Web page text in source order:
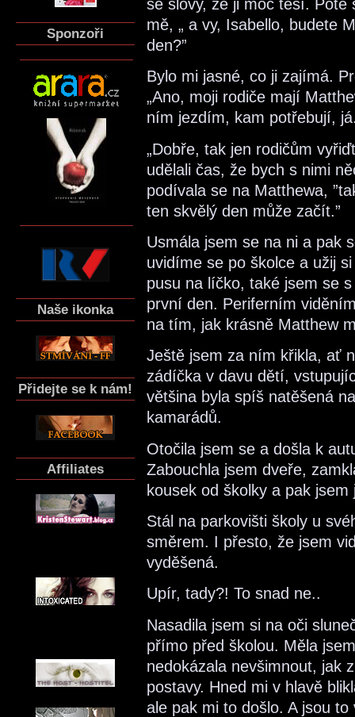
Sponzoři
Naše ikonka
Přidejte se k nám!
Affiliates
se slovy, že ji moc těší. Poté
mě, „ a vy, Isabello, budete
den?”
Bylo mi jasné, co ji zajímá.
„Ano, moji rodiče mají
ním jezdím, kam potřebují,
„Dobře, tak jen rodičům
udělali čas, že bych s nimi
podívala se na Matthewa,
ten skvělý den může začít.”
Usmála jsem se na ni a pak
uvidíme se po školce a užij
pusu na líčko, také jsem se
první den. Periferním
na tím, jak krásně Matthew
Ještě jsem za ním křikla, ať
zádíčka v davu dětí,
většina byla spíš natěšená
kamarádů.
Otočila jsem se a došla k
Zabouchla jsem dveře,
kousek od školky a pak jsem
Stál na parkovišti školy u
směrem. I přesto, že jsem
vyděšená.
Upír, tady?! To snad ne..
Nasadila jsem si na oči
přímo před školou. Měla
nedokázala nevšimnout, jak
postavy. Hned mi v hlavě
ale pak mi to došlo. A jsou to